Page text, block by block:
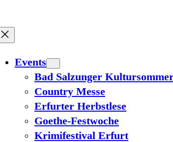
Events
Bad Salzunger
Country Messe
Erfurter Herbstlese
Goethe-Festwoche
Krimifestival Erfurt